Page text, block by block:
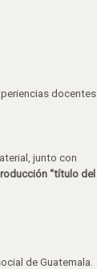
docentes
junto con
“título del
de Guatemala.